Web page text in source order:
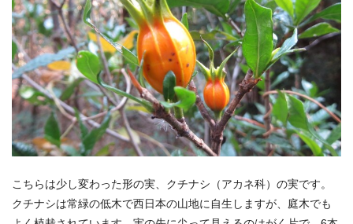
こちらは少し変わった形の実、クチナシ（アカネ科）の実です。
クチナシは常緑の低木で西日本の山地に自生しますが、庭木でも